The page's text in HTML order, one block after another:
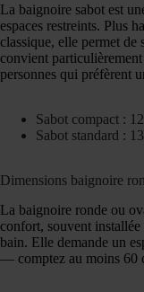
La baignoire sabot est
espaces restreints. Plus
classique, elle permet de
convient
personnes qui préfèrent
Sabot compact :
Sabot standard :
Dimensions baignoire
La baignoire ronde ou
confort, souvent
bain. Elle demande un
— comptez au moins 60